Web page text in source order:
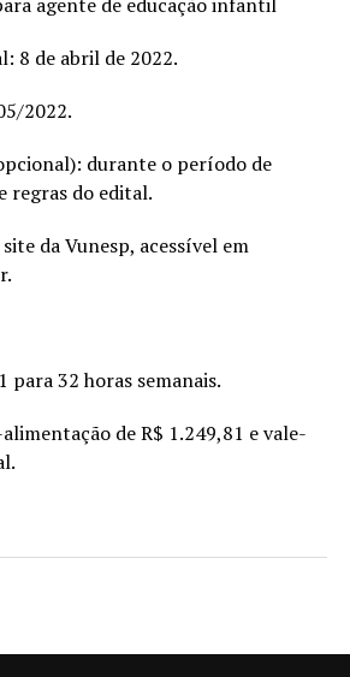
8 de abril de 2022.
2022.
durante o período de
regras do edital.
da Vunesp, acessível em
para 32 horas semanais.
de R$ 1.249,81 e vale-